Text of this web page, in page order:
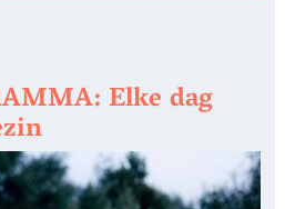
Elke dag